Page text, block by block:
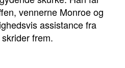
vennerne Monroe og
assistance fra
frem.